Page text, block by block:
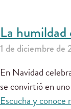
La
1 de diciembre de
En Navidad
se convirtió en
Escucha y